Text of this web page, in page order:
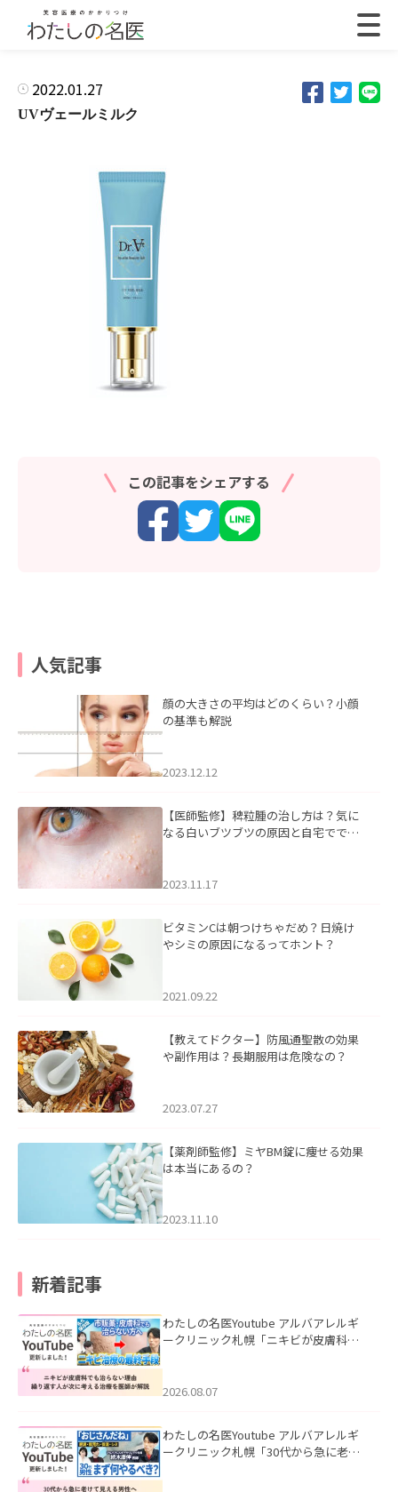
2022.01.27
UVヴェールミルク
この記事をシェアする
人気記事
顔の大きさの平均はどのくらい？小顔
の基準も解説
2023.12.12
【医師監修】稗粒腫の治し方は？気に
なる白いブツブツの原因と自宅ででき
2023.11.17
ビタミンCは朝つけちゃだめ？日焼け
やシミの原因になるってホント？
2021.09.22
【教えてドクター】防風通聖散の効果
や副作用は？長期服用は危険なの？
2023.07.27
【薬剤師監修】ミヤBM錠に痩せる効果
は本当にあるの？
2023.11.10
新着記事
わたしの名医Youtube アルバアレルギ
ークリニック札幌「ニキビが皮膚科で
ました。
2026.08.07
わたしの名医Youtube アルバアレルギ
ークリニック札幌「30代から急に老け